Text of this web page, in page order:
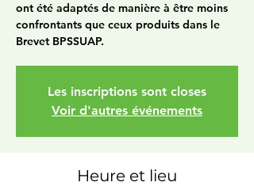
ont été adaptés de manière à être moins
confrontants que ceux produits dans le
Brevet BPSSUAP.
Les inscriptions sont closes
Voir d'autres événements
Heure et lieu